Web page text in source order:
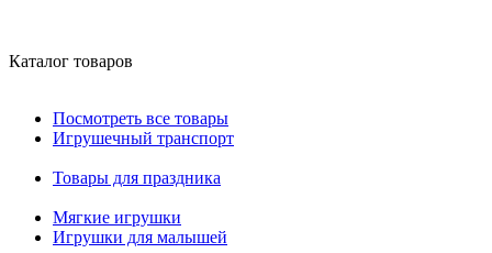
Каталог товаров
Посмотреть все товары
Игрушечный транспорт
Товары для праздника
Мягкие игрушки
Игрушки для малышей